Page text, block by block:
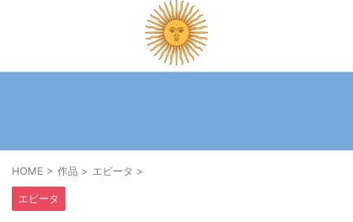
HOME > 作品 > エビータ >
エビータ